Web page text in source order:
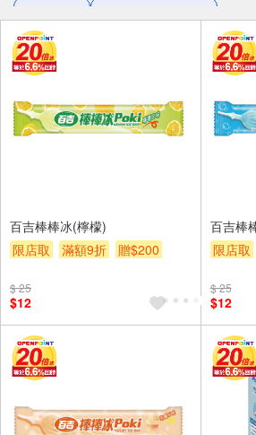
百吉棒棒冰(檸檬)
限店取
滿額9折 贈$200
$ 25
$12
百吉棒
限店取
$ 25
$12